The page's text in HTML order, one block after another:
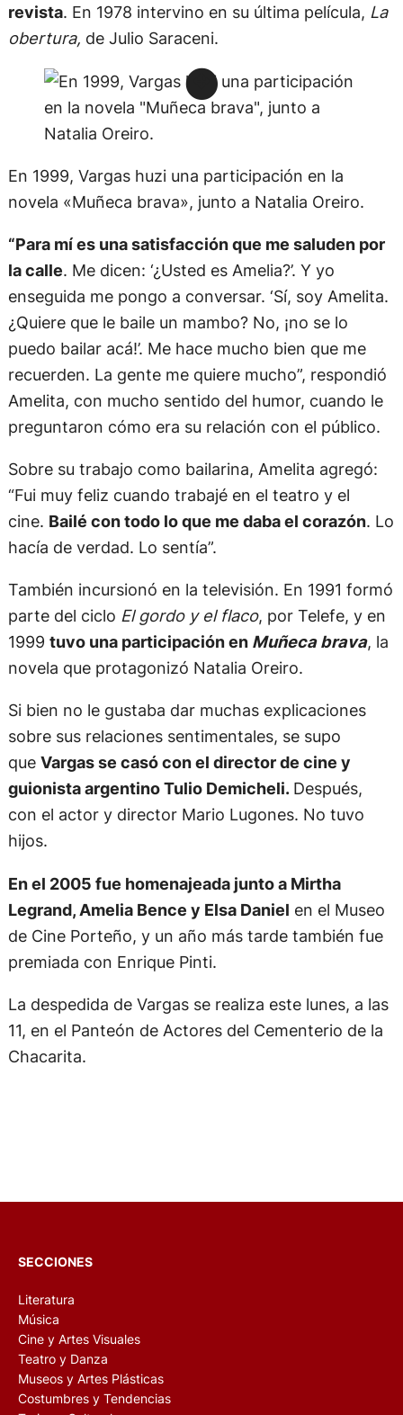
revista. En 1978 intervino en su última película, La
obertura, de Julio Saraceni.
En 1999, Vargas huzi una participación en la
novela «Muñeca brava», junto a Natalia Oreiro.
“Para mí es una satisfacción que me saluden por
la calle. Me dicen: ‘¿Usted es Amelia?’. Y yo
enseguida me pongo a conversar. ‘Sí, soy Amelita.
¿Quiere que le baile un mambo? No, ¡no se lo
puedo bailar acá!’. Me hace mucho bien que me
recuerden. La gente me quiere mucho”, respondió
Amelita, con mucho sentido del humor, cuando le
preguntaron cómo era su relación con el público.
Sobre su trabajo como bailarina, Amelita agregó:
“Fui muy feliz cuando trabajé en el teatro y el
cine. Bailé con todo lo que me daba el corazón. Lo
hacía de verdad. Lo sentía”.
También incursionó en la televisión. En 1991 formó
parte del ciclo El gordo y el flaco, por Telefe, y en
1999 tuvo una participación en Muñeca brava, la
novela que protagonizó Natalia Oreiro.
Si bien no le gustaba dar muchas explicaciones
sobre sus relaciones sentimentales, se supo
que Vargas se casó con el director de cine y
guionista argentino Tulio Demicheli. Después,
con el actor y director Mario Lugones. No tuvo
hijos.
En el 2005 fue homenajeada junto a Mirtha
Legrand, Amelia Bence y Elsa Daniel en el Museo
de Cine Porteño, y un año más tarde también fue
premiada con Enrique Pinti.
La despedida de Vargas se realiza este lunes, a las
11, en el Panteón de Actores del Cementerio de la
Chacarita.
SECCIONES
Literatura
Música
Cine y Artes Visuales
Teatro y Danza
Museos y Artes Plásticas
Costumbres y Tendencias